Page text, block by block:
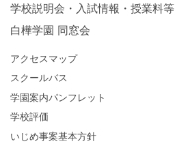
学校説明会・入試情報・授業料等
白樺学園 同窓会
アクセスマップ
スクールバス
学園案内パンフレット
学校評価
いじめ事案基本方針